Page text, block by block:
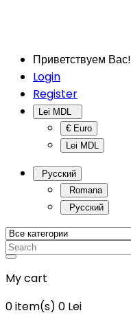
Приветствуем Вас!
Login
Register
€ Euro
Lei MDL
Русский
Romana
Русский
My cart
0item(s) 0 Lei